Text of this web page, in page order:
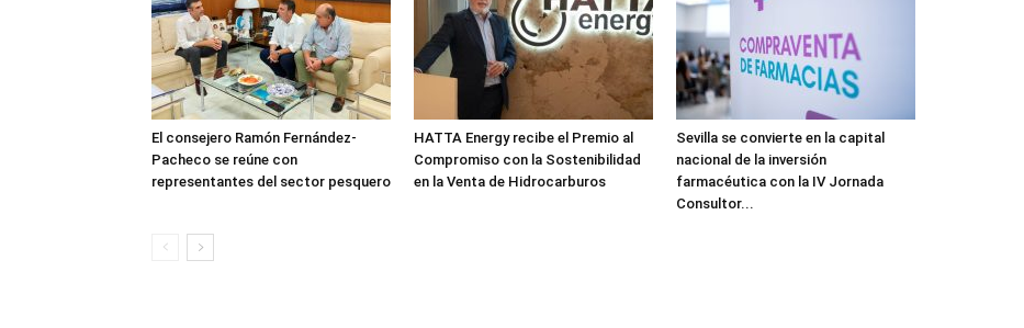
El consejero Ramón Fernández-
Pacheco se reúne con
representantes del sector pesquero
HATTA Energy recibe el Premio al
Compromiso con la Sostenibilidad
en la Venta de Hidrocarburos
Sevilla se convierte en la capital
nacional de la inversión
farmacéutica con la IV Jornada
Consultor...